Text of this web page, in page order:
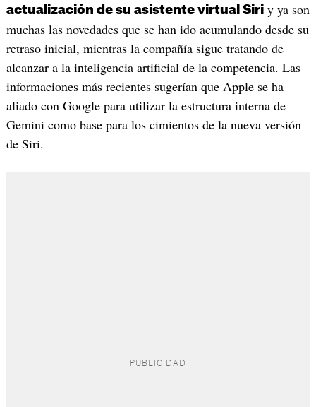
actualización de su asistente virtual Siriy ya son
muchas las novedades que se han ido acumulando desde su
retraso inicial, mientras la compañía sigue tratando de
alcanzar a la inteligencia artificial de la competencia. Las
informaciones más recientes sugerían que Apple se ha
aliado con Google para utilizar la estructura interna de
Gemini como base para los cimientos de la nueva versión
de Siri.